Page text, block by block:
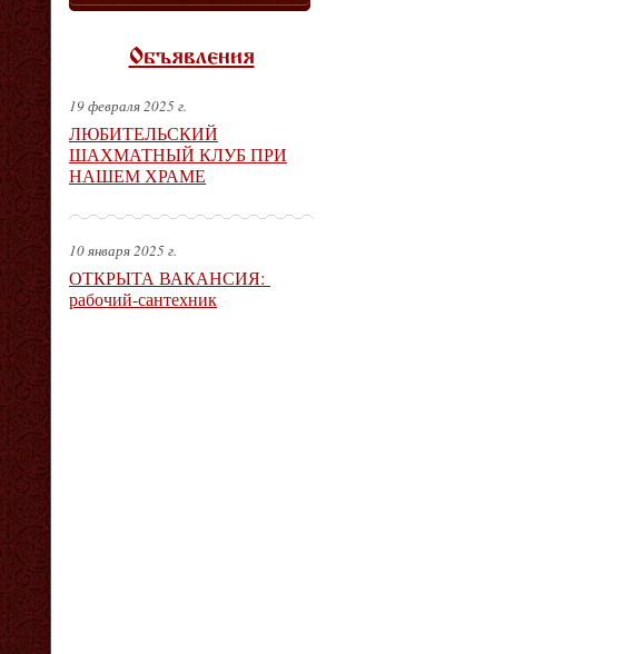
Объявления
19 февраля 2025 г.
ЛЮБИТЕЛЬСКИЙ
ШАХМАТНЫЙ КЛУБ ПРИ
НАШЕМ ХРАМЕ
10 января 2025 г.
ОТКРЫТА ВАКАНСИЯ:
рабочий-сантехник